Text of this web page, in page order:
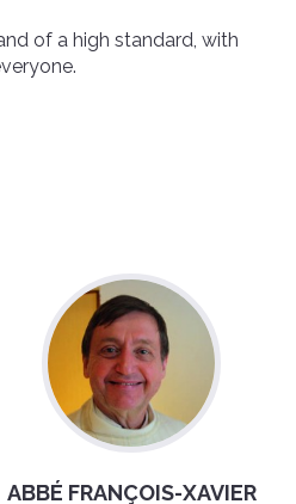
of a high standard, with
ABBÉ FRANÇOIS-XAVIER